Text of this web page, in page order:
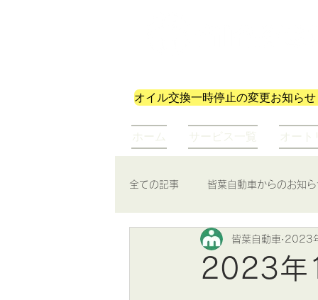
オイル交換一時停止の変更お知らせ
ホーム サービス一覧 オート
全ての記事 皆葉自動車からのお知
2023年
皆葉自動車 2023